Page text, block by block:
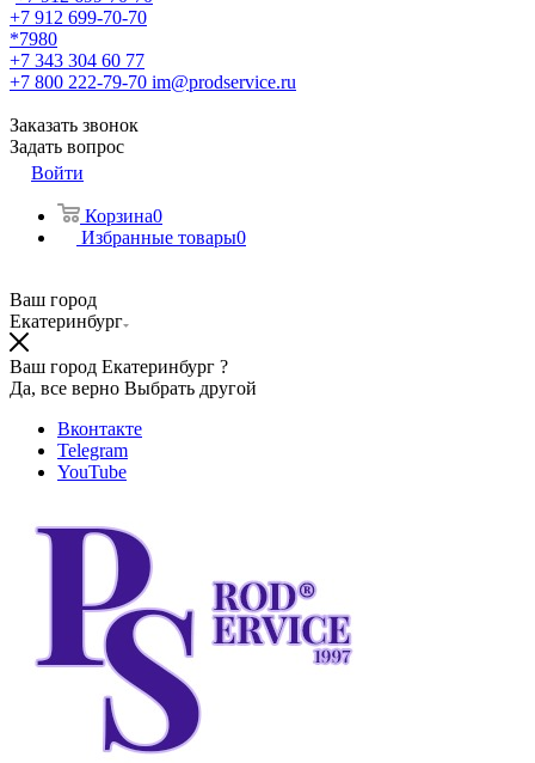
+7 912 699-70-70
*7980
+7 343 304 60 77
+7 800 222-79-70 im@prodservice.ru
Заказать звонок
Задать вопрос
Войти
Корзина0
Избранные товары0
Ваш город
Екатеринбург
Ваш город Екатеринбург ?
Да, все верно Выбрать другой
Вконтакте
Telegram
YouTube